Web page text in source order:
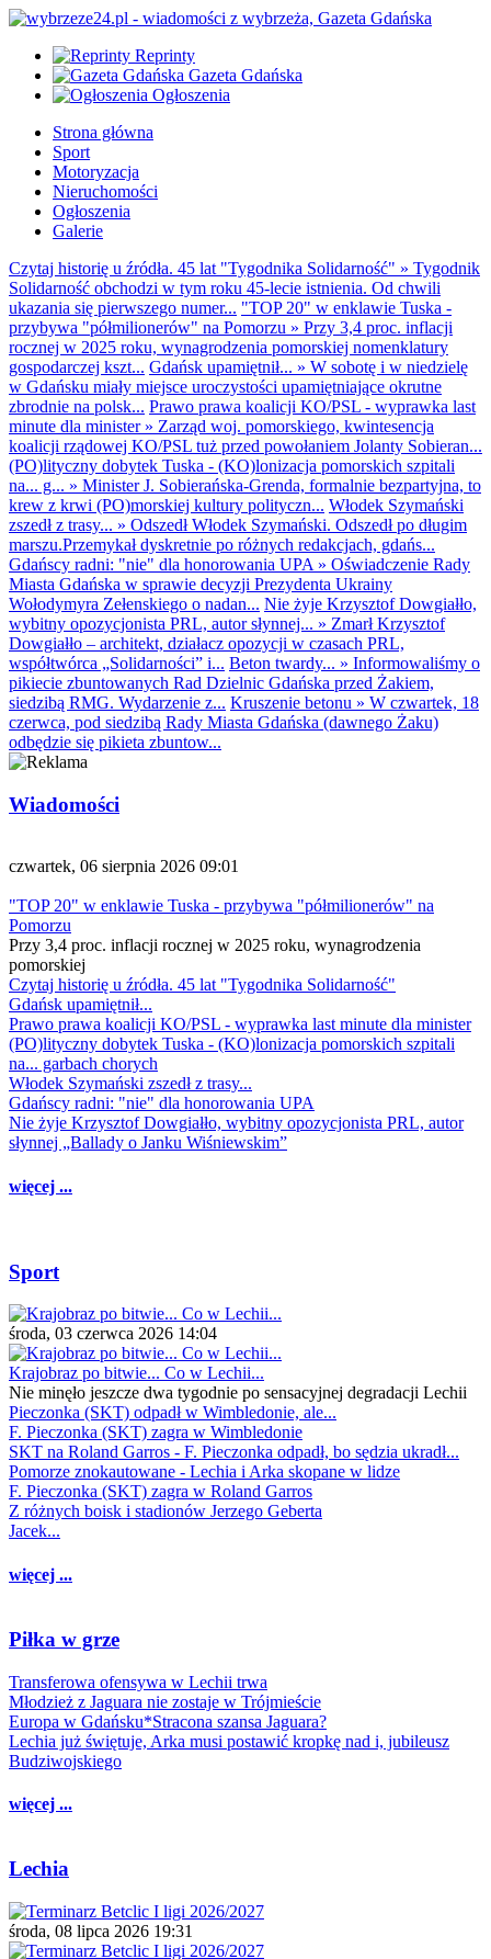
Reprinty
Gazeta Gdańska
Ogłoszenia
Strona główna
Sport
Motoryzacja
Nieruchomości
Ogłoszenia
Galerie
Czytaj historię u źródła. 45 lat "Tygodnika Solidarność" » Tygodnik
Solidarność obchodzi w tym roku 45-lecie istnienia. Od chwili
ukazania się pierwszego numer... "TOP 20" w enklawie Tuska -
przybywa "półmilionerów" na Pomorzu » Przy 3,4 proc. inflacji
rocznej w 2025 roku, wynagrodzenia pomorskiej nomenklatury
gospodarczej kszt... Gdańsk upamiętnił... » W sobotę i w niedzielę
w Gdańsku miały miejsce uroczystości upamiętniające okrutne
zbrodnie na polsk... Prawo prawa koalicji KO/PSL - wyprawka last
minute dla minister» Zarząd woj. pomorskiego, kwintesencja
koalicji rządowej KO/PSL tuż przed powołaniem Jolanty Sobieran...
(PO)lityczny dobytek Tuska - (KO)lonizacja pomorskich szpitali
na... g... » Minister J. Sobierańska-Grenda, formalnie bezpartyjna, to
krew z krwi (PO)morskiej kultury polityczn... Włodek Szymański
zszedł z trasy... » Odszedł Włodek Szymański. Odszedł po długim
marszu.Przemykał dyskretnie po różnych redakcjach, gdańs...
Gdańscy radni: "nie" dla honorowania UPA » Oświadczenie Rady
Miasta Gdańska w sprawie decyzji Prezydenta Ukrainy
Wołodymyra Zełenskiego o nadan... Nie żyje Krzysztof Dowgiałło,
wybitny opozycjonista PRL, autor słynnej... » Zmarł Krzysztof
Dowgiałło – architekt, działacz opozycji w czasach PRL,
współtwórca „Solidarności” i... Beton twardy... » Informowaliśmy o
pikiecie zbuntowanych Rad Dzielnic Gdańska przed Żakiem,
siedzibą RMG. Wydarzenie z... Kruszenie betonu » W czwartek, 18
czerwca, pod siedzibą Rady Miasta Gdańska (dawnego Żaku)
odbędzie się pikieta zbuntow...
Wiadomości
czwartek, 06 sierpnia 2026 09:01
"TOP 20" w enklawie Tuska - przybywa "półmilionerów" na
Pomorzu
Przy 3,4 proc. inflacji rocznej w 2025 roku, wynagrodzenia
pomorskiej
Czytaj historię u źródła. 45 lat "Tygodnika Solidarność"
Gdańsk upamiętnił...
Prawo prawa koalicji KO/PSL - wyprawka last minute dla minister
(PO)lityczny dobytek Tuska - (KO)lonizacja pomorskich szpitali
na... garbach chorych
Włodek Szymański zszedł z trasy...
Gdańscy radni: "nie" dla honorowania UPA
Nie żyje Krzysztof Dowgiałło, wybitny opozycjonista PRL, autor
słynnej „Ballady o Janku Wiśniewskim”
więcej ...
Sport
środa, 03 czerwca 2026 14:04
Krajobraz po bitwie... Co w Lechii...
Nie minęło jeszcze dwa tygodnie po sensacyjnej degradacji Lechii
Pieczonka (SKT) odpadł w Wimbledonie, ale...
F. Pieczonka (SKT) zagra w Wimbledonie
SKT na Roland Garros - F. Pieczonka odpadł, bo sędzia ukradł...
Pomorze znokautowane - Lechia i Arka skopane w lidze
F. Pieczonka (SKT) zagra w Roland Garros
Z różnych boisk i stadionów Jerzego Geberta
Jacek...
więcej ...
Piłka w grze
Transferowa ofensywa w Lechii trwa
Młodzież z Jaguara nie zostaje w Trójmieście
Europa w Gdańsku*Stracona szansa Jaguara?
Lechia już świętuje, Arka musi postawić kropkę nad i, jubileusz
Budziwojskiego
więcej ...
Lechia
środa, 08 lipca 2026 19:31